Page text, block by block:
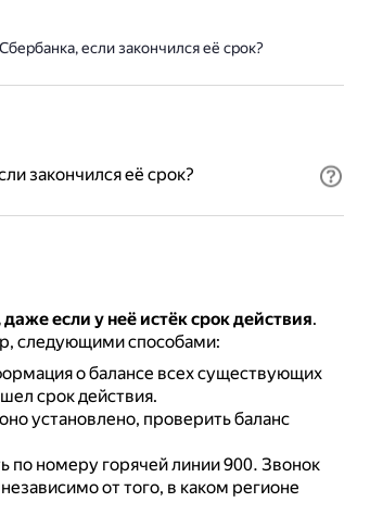
если закончился её срок?
закончился её срок?
если у неё истёк срок действия.
следующими способами:
о балансе всех существующих
срок действия.
установлено, проверить баланс
по номеру горячей линии 900. Звонок
от того, в каком регионе